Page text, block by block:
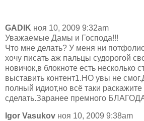
GADIK ноя 10, 2009 9:32am
Уважаемые Дамы и Господа!!!
Что мне делать? У меня ни
хочу писать аж пальцы судорогой
новичок,в блокноте есть несколько
выставить контент1.НО увы не
полный идиот,но всё таки раскажите
сделать.Заранее премного
Igor Vasukov ноя 10, 2009 9:38am